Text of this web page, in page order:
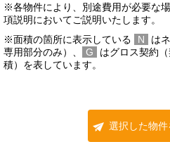
※各物件により、別途費用が必要な
項説明においてご説明いたします。
※面積の箇所に表示している
N
は
専用部分のみ）、
G
はグロス契約
積）を表しています。
選択した物